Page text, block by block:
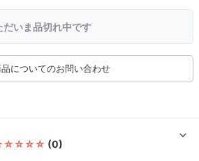
だいま品切れ中です
についてのお問い合わせ
(0)